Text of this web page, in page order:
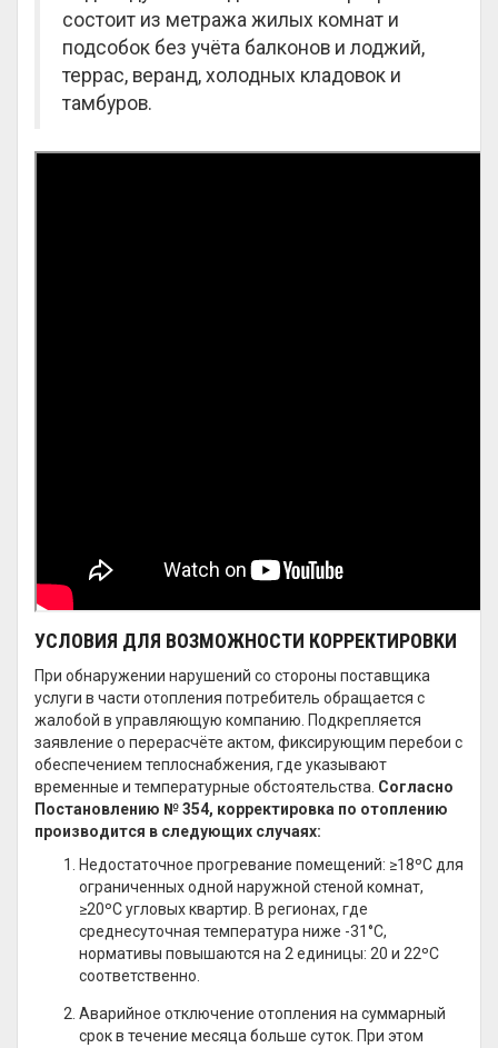
состоит из метража жилых комнат и
подсобок без учёта балконов и лоджий,
террас, веранд, холодных кладовок и
тамбуров.
УСЛОВИЯ ДЛЯ ВОЗМОЖНОСТИ КОРРЕКТИРОВКИ
При обнаружении нарушений со стороны поставщика
услуги в части отопления потребитель обращается с
жалобой в управляющую компанию. Подкрепляется
заявление о перерасчёте актом, фиксирующим перебои с
обеспечением теплоснабжения, где указывают
временные и температурные обстоятельства. Согласно
Постановлению № 354, корректировка по отоплению
производится в следующих случаях:
Недостаточное прогревание помещений: ≥18ºС для
ограниченных одной наружной стеной комнат,
≥20ºС угловых квартир. В регионах, где
среднесуточная температура ниже -31°С,
нормативы повышаются на 2 единицы: 20 и 22ºС
соответственно.
Аварийное отключение отопления на суммарный
срок в течение месяца больше суток. При этом